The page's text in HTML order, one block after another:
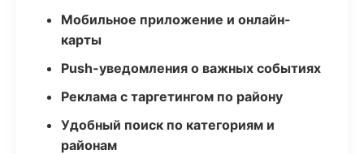
Мобильное приложение и онлайн-
карты
Push-уведомления о важных событиях
Реклама с таргетингом по району
Удобный поиск по категориям и
районам